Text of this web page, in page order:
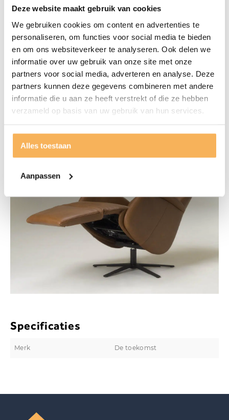
Deze website maakt gebruik van cookies
We gebruiken cookies om content en advertenties te
personaliseren, om functies voor social media te bieden
en om ons websiteverkeer te analyseren. Ook delen we
informatie over uw gebruik van onze site met onze
partners voor social media, adverteren en analyse. Deze
partners kunnen deze gegevens combineren met andere
informatie die u aan ze heeft verstrekt of die ze hebben
verzameld op basis van uw gebruik van hun services.
Alles toestaan
Aanpassen
aangenaam wordt ondersteund. De verstelling gebeurt
standaard handmatig maar er zijn Twice modellen waarbij
dit elektrisch kan.
De Twice fauteuils zijn leverbaar in de maten: XS, S, M, L,
XL en XXL.
*Prijs vanaf is gebaseerd op een 3-motorige stoel in
Specificaties
Merk De toekomst